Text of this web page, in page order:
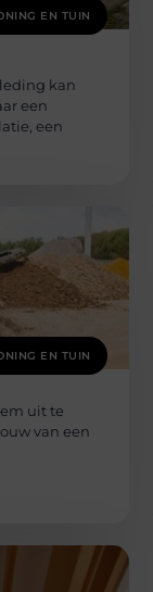
EN TUIN
kan
een
een
EN TUIN
uit te
van een